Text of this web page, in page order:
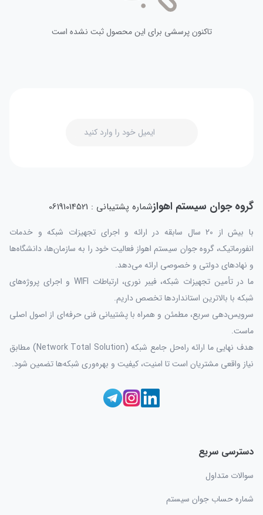
تاکنون پرسشی برای این محصول ثبت نشده است
گروه جوان سیستم اهوازشماره پشتیبانی : 06191014521
با بیش از 20 سال سابقه در ارائه و اجرای تجهیزات شبکه و خدمات
انفورماتیک، گروه جوان سیستم اهواز فعالیت خود را به سازمان‌ها، دانشگاه‌ها
و نهادهای دولتی و خصوصی ارائه می‌دهد.
ما در تأمین تجهیزات شبکه، فیبر نوری، ارتباطات WIFI و اجرای پروژه‌های
شبکه با بالاترین استانداردها تخصص داریم.
سرویس‌دهی سریع، مطمئن و همراه با پشتیبانی فنی حرفه‌ای از اصول اصلی
ماست.
هدف نهایی ما ارائه راه‌حل جامع شبکه (Network Total Solution) مطابق
نیاز واقعی مشتریان است تا امنیت، کیفیت و بهره‌وری شبکه‌ها تضمین شود.
دسترسی سریع
سوالات متداول
شماره حساب جوان سیستم